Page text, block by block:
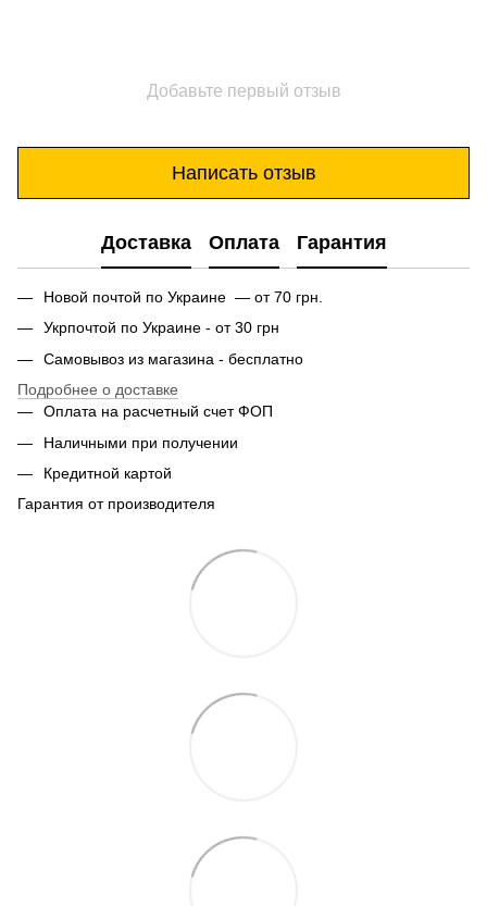
Добавьте первый отзыв
Написать отзыв
Доставка Оплата Гарантия
Новой почтой по Украине — от 70 грн.
Укрпочтой по Украине - от 30 грн
Самовывоз из магазина - бесплатно
Подробнее о доставке
Оплата на расчетный счет ФОП
Наличными при получении
Кредитной картой
Гарантия от производителя